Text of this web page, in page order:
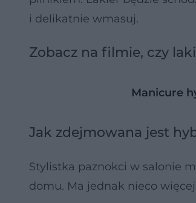
i delikatnie wmasuj.
Zobacz na filmie, czy
Manicure
Jak zdejmowana jest
Stylistka paznokci w salonie
domu. Ma jednak nieco